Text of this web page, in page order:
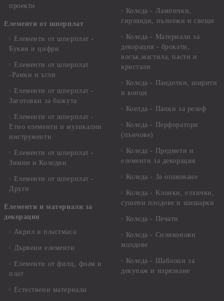
проекти
Елементи от шперплат
Елементи от шперплат -
Букви и цифри
Елементи от шперплат
-Рамки и ъгли
Елементи от шперплат -
Заготовки за бижута
Елементи от шперплат -
Етно елементи и музикални
инструменти
Елементи от шперплат -
Зимни и Коледни
Елементи от шперплат -
Други
Елементи и материали за
декорация
Акрил и пластмаса
Дървени елементи
Елементи от филц, фоам и
плат
Естествени материали
Коледа - Лампички,
гирлянди, пълнежи и свещи
Коледа - Материали за
декорация - брокати,
восък,мастила, пасти и
кристали
Коледа - Панделки, ширити
и конци
Коелда - Папки за релеф
Коледа - Перфоратори
(пънчове)
Коледа - Предмети и
елементи за декорация
Коледа - За опаковане
Коледа - Kлонки, елхички,
сушени плодове и шишарки
Коледа - Печати
Коледа - Силиконови
молдове
Коледа - Шаблони за
декупаж и изрязване